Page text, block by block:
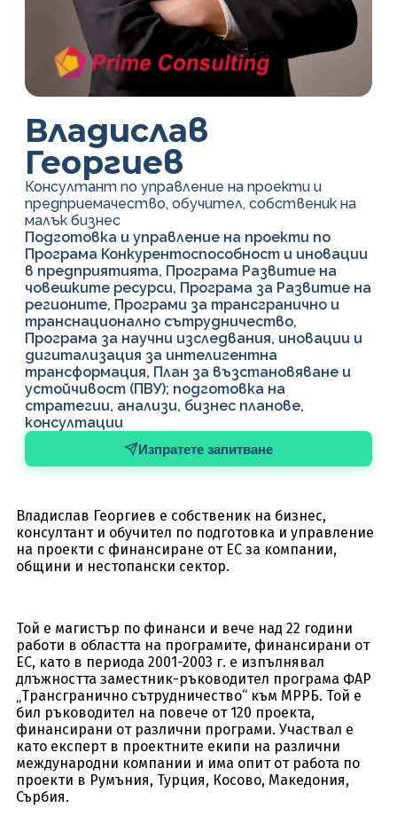
Владислав
Георгиев
Консултант по управление на проекти и
предприемачество, обучител, собственик на
малък бизнес
Подготовка и управление на проекти по
Програма Конкурентоспособност и иновации
в предприятията, Програма Развитие на
човешките ресурси, Програма за Развитие на
регионите, Програми за трансгранично и
транснационално сътрудничество,
Програма за научни изследвания, иновации и
дигитализация за интелигентна
трансформация, План за възстановяване и
устойчивост (ПВУ); подготовка на
стратегии, анализи, бизнес планове,
консултации
Изпратете запитване
Владислав Георгиев е собственик на бизнес,
консултант и обучител по подготовка и управление
на проекти с финансиране от ЕС за компании,
общини и нестопански сектор.
Той е магистър по финанси и вече над 22 години
работи в областта на програмите, финансирани от
ЕС, като в периода 2001-2003 г. е изпълнявал
длъжността заместник-ръководител програма ФАР
„Трансгранично сътрудничество“ към МРРБ. Той е
бил ръководител на повече от 120 проекта,
финансирани от различни програми. Участвал е
като експерт в проектните екипи на различни
международни компании и има опит от работа по
проекти в Румъния, Турция, Косово, Македония,
Сърбия.